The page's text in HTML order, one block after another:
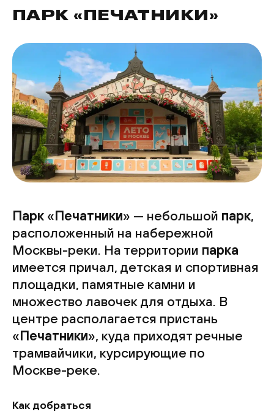
ПАРК «ПЕЧАТНИКИ»
Парк «Печатники» — небольшой парк,
расположенный на набережной
Москвы-реки. На территории парка
имеется причал, детская и спортивная
площадки, памятные камни и
множество лавочек для отдыха. В
центре располагается пристань
«Печатники», куда приходят речные
трамвайчики, курсирующие по
Москве-реке.
Как добраться